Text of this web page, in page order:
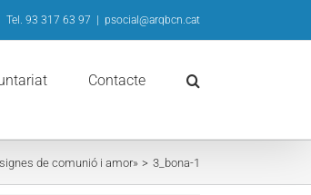
Tel. 93 317 63 97 psocial@arqbcn.cat
Contacte
de comunió i amor» 3_bona-1